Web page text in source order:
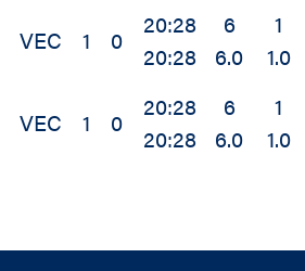
VEC 1 0
20:28
20:28
6
6.0
1
1.0
VEC 1 0
20:28
20:28
6
6.0
1
1.0